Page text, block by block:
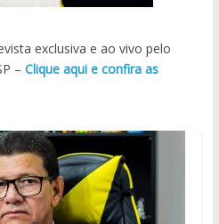
exclusiva e ao vivo pelo
– Clique aqui e confira as